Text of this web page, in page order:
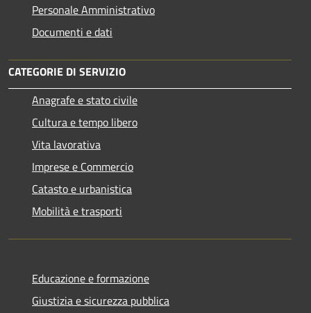
Personale Amministrativo
Documenti e dati
CATEGORIE DI SERVIZIO
Anagrafe e stato civile
Cultura e tempo libero
Vita lavorativa
Imprese e Commercio
Catasto e urbanistica
Mobilità e trasporti
Educazione e formazione
Giustizia e sicurezza pubblica